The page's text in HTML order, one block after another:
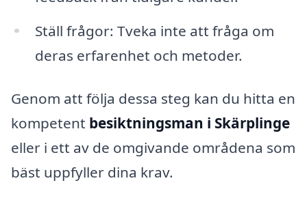
Ställ frågor: Tveka inte att fråga om
deras erfarenhet och metoder.
Genom att följa dessa steg kan du hitta en
kompetent besiktningsman i Skärplinge
eller i ett av de omgivande områdena som
bäst uppfyller dina krav.